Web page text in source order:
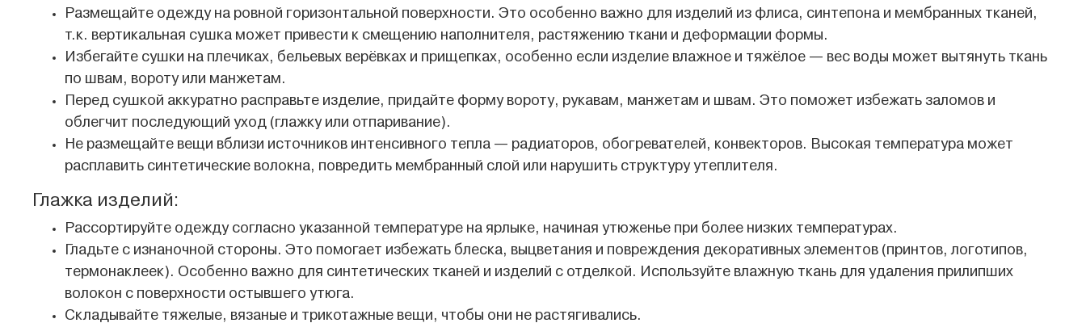
Размещайте одежду на ровной горизонтальной поверхности. Это особенно важно для изделий из флиса, синтепона и мембранных тканей,
т.к. вертикальная сушка может привести к смещению наполнителя, растяжению ткани и деформации формы.
Избегайте сушки на плечиках, бельевых верёвках и прищепках, особенно если изделие влажное и тяжёлое — вес воды может вытянуть ткань
по швам, вороту или манжетам.
Перед сушкой аккуратно расправьте изделие, придайте форму вороту, рукавам, манжетам и швам. Это поможет избежать заломов и
облегчит последующий уход (глажку или отпаривание).
Не размещайте вещи вблизи источников интенсивного тепла — радиаторов, обогревателей, конвекторов. Высокая температура может
расплавить синтетические волокна, повредить мембранный слой или нарушить структуру утеплителя.
Глажка изделий:
Рассортируйте одежду согласно указанной температуре на ярлыке, начиная утюженье при более низких температурах.
Гладьте с изнаночной стороны. Это помогает избежать блеска, выцветания и повреждения декоративных элементов (принтов, логотипов,
термонаклеек). Особенно важно для синтетических тканей и изделий с отделкой. Используйте влажную ткань для удаления прилипших
волокон с поверхности остывшего утюга.
Складывайте тяжелые, вязаные и трикотажные вещи, чтобы они не растягивались.